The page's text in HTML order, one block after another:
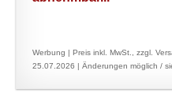
Werbung | Preis inkl. MwSt., zzgl.
25.07.2026 | Änderungen möglich /